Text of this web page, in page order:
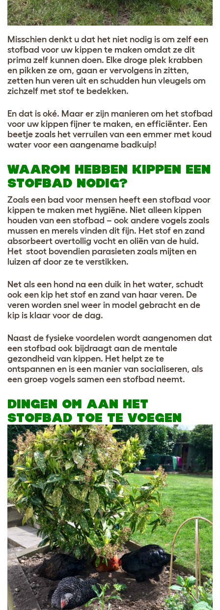
Misschien denkt u dat het niet nodig is om zelf een
stofbad voor uw kippen te maken omdat ze dit
prima zelf kunnen doen. Elke droge plek krabben
en pikken ze om, gaan er vervolgens in zitten,
zetten hun veren uit en schudden hun vleugels om
zichzelf met stof te bedekken.
En dat is oké. Maar er zijn manieren om het stofbad
voor uw kippen fijner te maken, en efficiënter. Een
beetje zoals het verruilen van een emmer met koud
water voor een aangename badkuip!
WAAROM HEBBEN KIPPEN EEN
STOFBAD NODIG?
Zoals een bad voor mensen heeft een stofbad voor
kippen te maken met hygiëne. Niet alleen kippen
houden van een stofbad – ook andere vogels zoals
mussen en merels vinden dit fijn. Het stof en zand
absorbeert overtollig vocht en oliën van de huid.
Het stoot bovendien parasieten zoals mijten en
luizen af door ze te verstikken.
Net als een hond na een duik in het water, schudt
ook een kip het stof en zand van haar veren. De
veren worden snel weer in model gebracht en de
kip is klaar voor de dag.
Naast de fysieke voordelen wordt aangenomen dat
een stofbad ook bijdraagt aan de mentale
gezondheid van kippen. Het helpt ze te
ontspannen en is een manier van socialiseren, als
een groep vogels samen een stofbad neemt.
DINGEN OM AAN HET
STOFBAD TOE TE VOEGEN